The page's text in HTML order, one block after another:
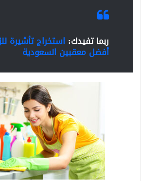
ربما تفيدك: استخراج تأشيرة
أفضل معقبين السعودية